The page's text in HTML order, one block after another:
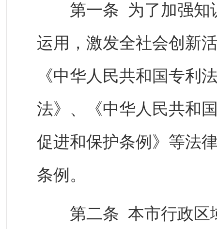
第一条 为了加强知
运用，激发全社会创新
《中华人民共和国专利
法》、《中华人民共和
促进和保护条例》等法
条例。
第二条 本市行政区